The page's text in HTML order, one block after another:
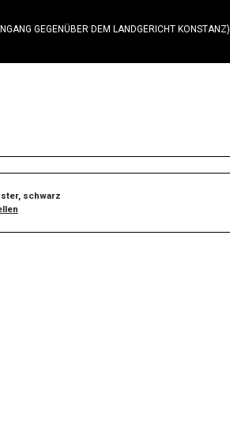
GEGENÜBER DEM LANDGERICHT KONSTANZ)
schwarz